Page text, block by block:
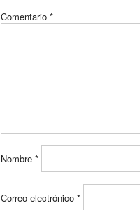
Comentario *
Nombre *
Correo electrónico *